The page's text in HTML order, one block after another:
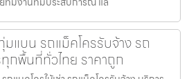
มแบน รถแม็คโครรับจ้าง รถ
ทุกพื้นที่ทั่วไทย ราคาถูก